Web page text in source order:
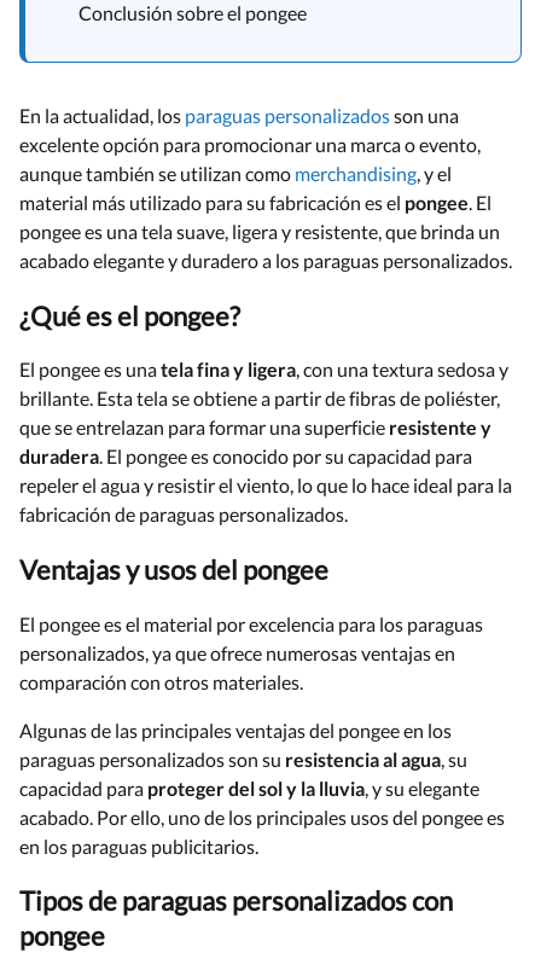
Conclusión sobre el pongee
En la actualidad, los paraguas personalizadosson una
excelente opción para promocionar una marca o evento,
aunque también se utilizan como merchandising, y el
material más utilizado para su fabricación es el pongee. El
pongee es una tela suave, ligera y resistente, que brinda un
acabado elegante y duradero a los paraguas personalizados.
¿Qué es el pongee?
El pongee es unatela fina y ligera, con una textura sedosa y
brillante. Esta tela se obtiene a partir de fibras de poliéster,
que se entrelazan para formar una superficie resistente y
duradera. El pongee es conocido por su capacidad para
repeler el agua y resistir el viento, lo que lo hace ideal para la
fabricación de paraguas personalizados.
Ventajas y usos del pongee
El pongee es el material por excelencia para los paraguas
personalizados, ya que ofrece numerosas ventajas en
comparación con otros materiales.
Algunas de las principales ventajas del pongee en los
paraguas personalizados son su resistencia al agua , su
capacidad para proteger del sol y la lluvia , y su elegante
acabado. Por ello, uno de los principales usos del pongee es
en los paraguas publicitarios.
Tipos de paraguas personalizados con
pongee